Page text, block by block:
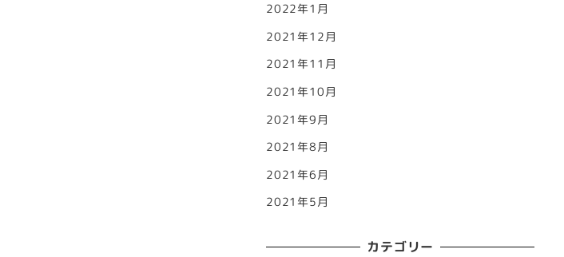
2022年1月
2021年12月
2021年11月
2021年10月
2021年9月
2021年8月
2021年6月
2021年5月
カテゴリー